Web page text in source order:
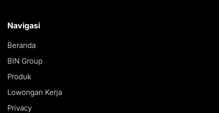
Navigasi
Beranda
BIN Group
Produk
Lowongan Kerja
Privacy